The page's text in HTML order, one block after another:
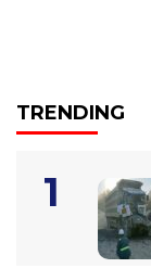
TRENDING